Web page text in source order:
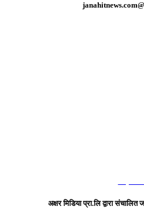
अक्षर मिडिया प्रा.लि द्वारा